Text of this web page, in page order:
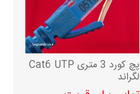
پچ کورد 3 متری Cat6 UTP
لگراند